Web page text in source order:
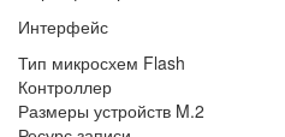
Интерфейс
Тип микросхем Flash
Контроллер
Размеры устройств M.2